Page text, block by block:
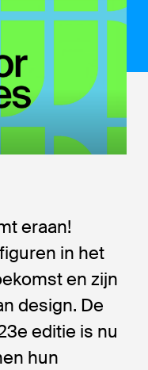
eraan!
in het
en zijn
design. De
editie is nu
hun